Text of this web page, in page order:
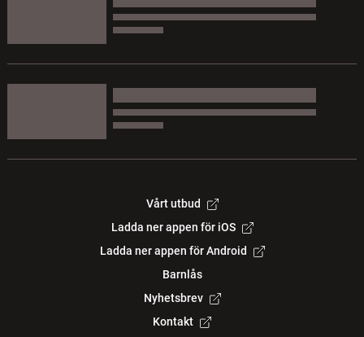
Vårt utbud
Ladda ner appen för iOS
Ladda ner appen för Android
Barnlås
Nyhetsbrev
Kontakt